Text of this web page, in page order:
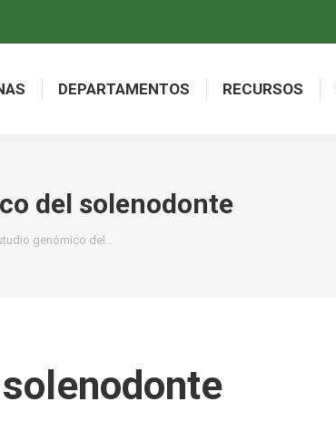
DEPARTAMENTOS RECURSOS
del solenodonte
genómico del…